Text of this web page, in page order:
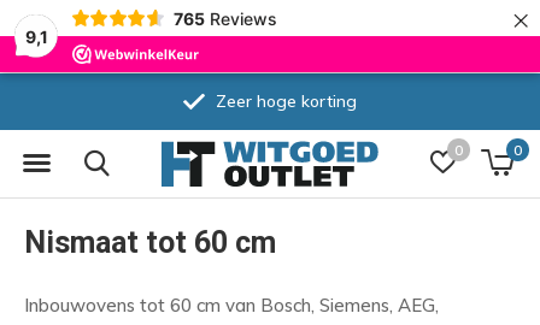
9,1
765 Reviews ×
0 0
Zeer hoge korting
Nismaat tot 60 cm
Inbouwovens tot 60 cm van Bosch, Siemens, AEG,